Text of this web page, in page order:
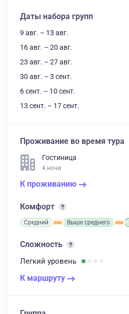
Даты набора групп
9 авг. – 13 авг.
16 авг. – 20 авг.
23 авг. – 27 авг.
30 авг. – 3 сент.
6 сент. – 10 сент.
13 сент. – 17 сент.
Проживание во время тура
Гостиница
4 ночи
К проживанию
Комфорт
Средний Выше среднего
Сложность
Легкий уровень
К маршруту